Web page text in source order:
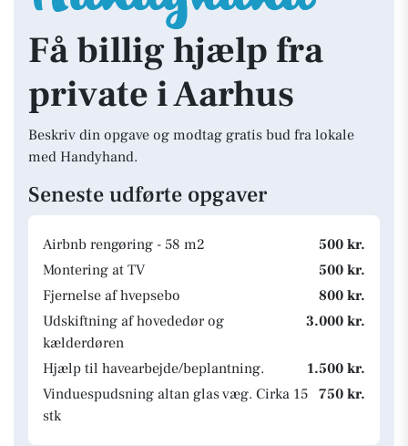
Få billig hjælp fra
private i Aarhus
Beskriv din opgave og modtag gratis bud fra lokale
med Handyhand.
Seneste udførte opgaver
Airbnb rengøring - 58 m2
500 kr.
Montering at TV
500 kr.
Fjernelse af hvepsebo
800 kr.
Udskiftning af hovededør og
kælderdøren
3.000 kr.
Hjælp til havearbejde/beplantning.
1.500 kr.
Vinduespudsning altan glas væg. Cirka 15
stk
750 kr.